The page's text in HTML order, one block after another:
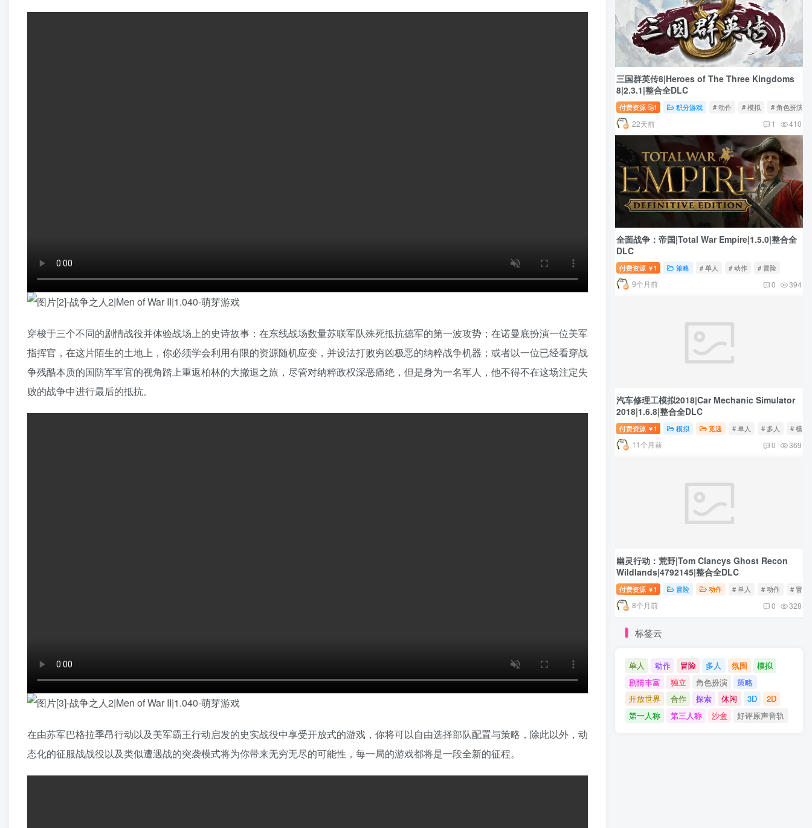
穿梭于三个不同的剧情战役并体验战场上的史诗故事：在东线战场数量苏联军队殊死抵抗德军的第一波攻势；在诺曼底扮演一位美军
指挥官，在这片陌生的土地上，你必须学会利用有限的资源随机应变，并设法打败穷凶极恶的纳粹战争机器；或者以一位已经看穿战
争残酷本质的国防军军官的视角踏上重返柏林的大撤退之旅，尽管对纳粹政权深恶痛绝，但是身为一名军人，他不得不在这场注定失
败的战争中进行最后的抵抗。
在由苏军巴格拉季昂行动以及美军霸王行动启发的史实战役中享受开放式的游戏，你将可以自由选择部队配置与策略，除此以外，动
态化的征服战战役以及类似遭遇战的突袭模式将为你带来无穷无尽的可能性，每一局的游戏都将是一段全新的征程。
三国群英传8|Heroes of The Three Kingdoms
8|2.3.1|整合全DLC
付费资源 1 积分游戏 # 动作 # 模拟 # 角色扮演
22天前 1 410
全面战争：帝国|Total War Empire|1.5.0|整合全
DLC
付费资源 ￥ 1 策略 # 单人 # 动作 # 冒险
9个月前 0 394
汽车修理工模拟2018|Car Mechanic Simulator
2018|1.6.8|整合全DLC
付费资源 ￥ 1 模拟 竞速 # 单人 # 多人 # 模拟
11个月前 0 369
幽灵行动：荒野|Tom Clancys Ghost Recon
Wildlands|4792145|整合全DLC
付费资源 ￥ 1 冒险 动作 # 单人 # 动作 # 冒险
8个月前 0 328
标签云
单人 动作 冒险 多人 氛围
模拟
剧情丰富
独立 角色扮演
策略
开放世界
合作 探索 休闲 3D
2D
第一人称
第三人称 沙盒 好评原声音轨